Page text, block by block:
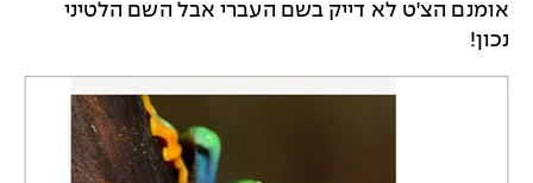
אומנם הצ'ט לא דייק בשם העברי אבל השם הלטיני
נכון!